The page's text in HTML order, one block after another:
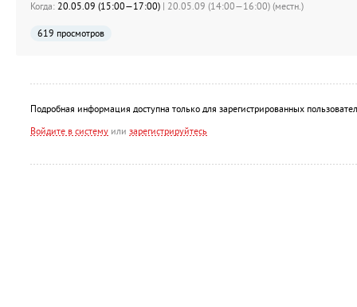
Когда: 20.05.09 (15:00—17:00) | 20.05.09 (14:00—16:00) (местн.)
619 просмотров
Подробная информация доступна только для зарегистрированных
Войдите в систему или зарегистрируйтесь